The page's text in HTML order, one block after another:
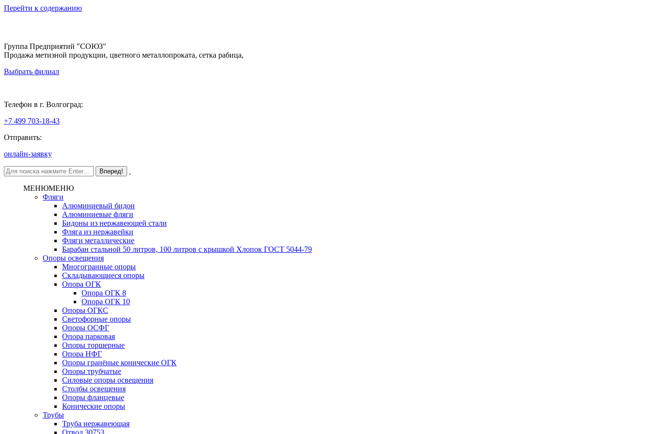
Перейти к содержанию
Группа Предприятий "СОЮЗ"
Продажа метизной продукции, цветного металлопроката, сетка рабица,
Выбрать филиал
Телефон в г. Волгоград:
+7 499 703-18-43
Отправить:
онлайн-заявку
МЕНЮМЕНЮ
Фляги
Алюминиевый бидон
Алюминиевые фляги
Бидоны из нержавеющей стали
Фляга из нержавейки
Фляги металлические
Барабан стальной 50 литров, 100 литров с крышкой Хлопок ГОСТ 5044-79
Опоры освещения
Многогранные опоры
Складывающиеся опоры
Опора ОГК
Опора ОГК 8
Опора ОГК 10
Опоры ОГКС
Светофорные опоры
Опоры ОСФГ
Опора парковая
Опоры торшерные
Опора НФГ
Опоры гранёные конические ОГК
Опоры трубчатые
Силовые опоры освещения
Столбы освещения
Опоры фланцевые
Конические опоры
Трубы
Труба нержавеющая
Отвод 30753